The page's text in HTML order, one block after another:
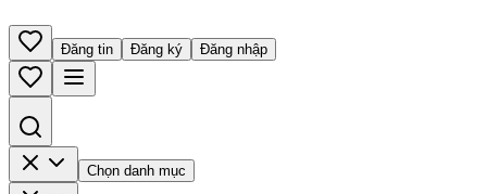
Đăng tin Đăng ký Đăng nhập
Chọn danh mục